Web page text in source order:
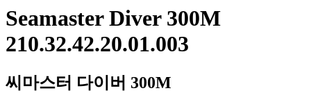
Seamaster Diver 300M
210.32.42.20.01.003
씨마스터 다이버 300M